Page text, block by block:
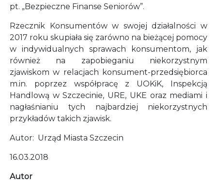
pt. „Bezpieczne Finanse Seniorów”.
Rzecznik Konsumentów w swojej działalności w
2017 roku skupiała się zarówno na bieżącej pomocy
w indywidualnych sprawach konsumentom, jak
również na zapobieganiu niekorzystnym
zjawiskom w relacjach konsument-przedsiębiorca
m.in. poprzez współpracę z UOKiK, Inspekcją
Handlową w Szczecinie, URE, UKE oraz mediami i
nagłaśnianiu tych najbardziej niekorzystnych
przykładów takich zjawisk.
Autor: Urząd Miasta Szczecin
16.03.2018
Autor